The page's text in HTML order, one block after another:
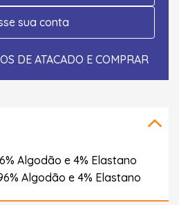
sua conta
DE ATACADO E COMPRAR
Algodão e 4% Elastano
Algodão e 4% Elastano